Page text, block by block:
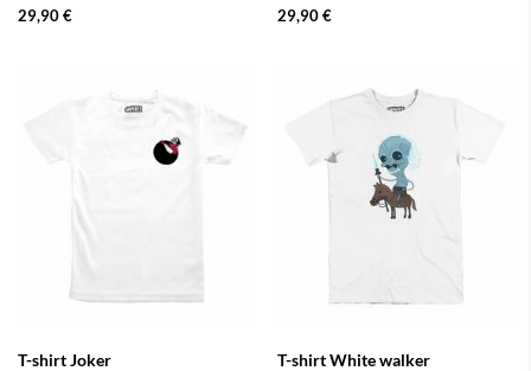
29,90 € 29,90 €
T-shirt Joker T-shirt White walker